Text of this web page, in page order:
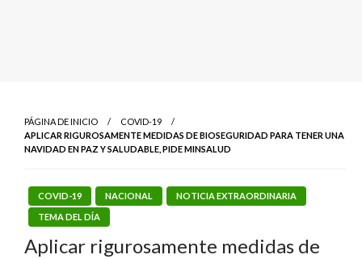
PÁGINA DE INICIO
COVID-19
APLICAR RIGUROSAMENTE MEDIDAS DE BIOSEGURIDAD PARA TENER UNA
NAVIDAD EN PAZ Y SALUDABLE, PIDE MINSALUD
COVID-19 NACIONAL
NOTICIA EXTRAORDINARIA
TEMA DEL DÍA
Aplicar rigurosamente medidas de